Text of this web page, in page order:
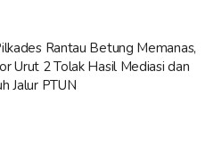
Rantau Betung Memanas,
Urut 2 Tolak Hasil Mediasi dan
Jalur PTUN